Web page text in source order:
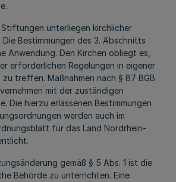
Stiftungen unterliegen kirchlicher
Bestimmungen des 3. Abschnitts
Anwendung. Den Kirchen obliegt es,
erforderlichen Regelungen in eigener
treffen. Maßnahmen nach § 87 BGB
mit der zuständigen
Die hierzu erlassenen Bestimmungen
werden auch im
für das Land Nordrhein-
gemäß § 5 Abs. 1 ist die
Behörde zu unterrichten. Eine